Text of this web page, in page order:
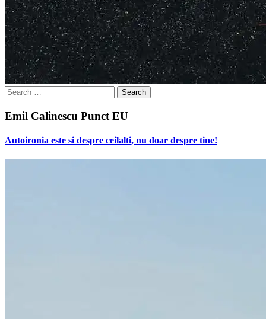
Search
for:
Emil Calinescu Punct EU
Autoironia este si despre ceilalti, nu doar despre tine!